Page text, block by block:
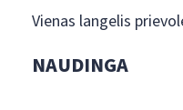
Vienas langelis
NAUDINGA